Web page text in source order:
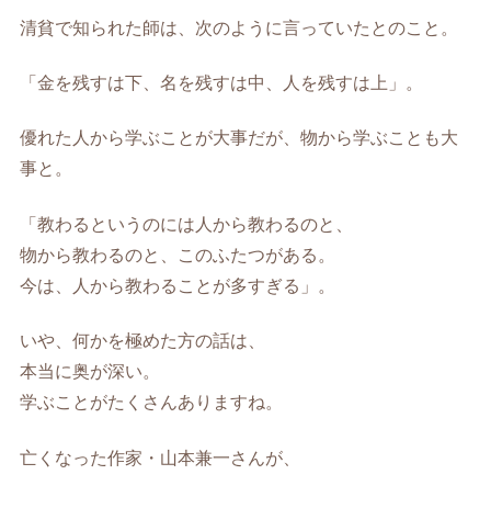
清貧で知られた師は、次のように言っていたとのこと。
「金を残すは下、名を残すは中、人を残すは上」。
優れた人から学ぶことが大事だが、物から学ぶことも大
事と。
「教わるというのには人から教わるのと、
物から教わるのと、このふたつがある。
今は、人から教わることが多すぎる」。
いや、何かを極めた方の話は、
本当に奥が深い。
学ぶことがたくさんありますね。
亡くなった作家・山本兼一さんが、